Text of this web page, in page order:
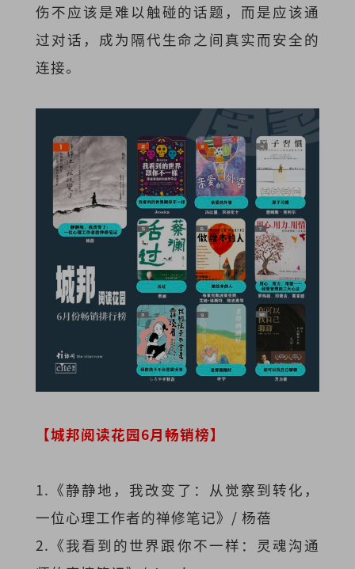
伤不应该是难以触碰的话题，而是应该通
过对话，成为隔代生命之间真实而安全的
连接。
【城邦阅读花园6月畅销榜】
1.《静静地，我改变了：从觉察到转化，
一位心理工作者的禅修笔记》/ 杨蓓
2.《我看到的世界跟你不一样：灵魂沟通